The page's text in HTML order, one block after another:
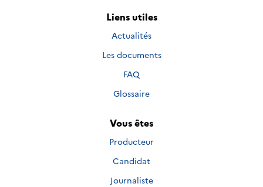
Liens utiles
Actualités
Les documents
FAQ
Glossaire
Vous êtes
Producteur
Candidat
Journaliste